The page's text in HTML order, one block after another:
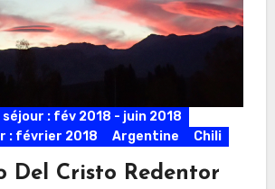
séjour : fév 2018 - juin 2018
: février 2018
Argentine Chili
Del Cristo Redentor